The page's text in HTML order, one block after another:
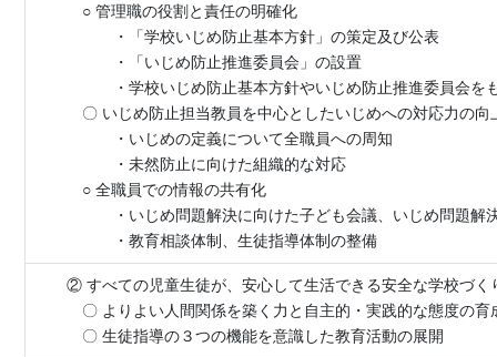
○ 管理職の役割と責任の明確化
・「学校いじめ防止基本方針」の策定及び公表
・「いじめ防止推進委員会」の設置
・学校いじめ防止基本方針やいじめ防止推進委員会をも
〇 いじめ防止担当教員を中心としたいじめへの対応力の向
・いじめの定義について全職員への周知
・未然防止に向けた組織的な対応
○ 全職員での情報の共有化
・いじめ問題解決に向けた子ども会議、いじめ問題解決
・教育相談体制、生徒指導体制の整備
② すべての児童生徒が、安心して生活できる安全な学校づく
〇 よりよい人間関係を築く力と自主的・実践的な態度の育
〇 生徒指導の３つの機能を意識した教育活動の展開